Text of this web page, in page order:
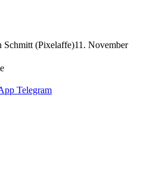
Schmitt (Pixelaffe)11. November
Telegram